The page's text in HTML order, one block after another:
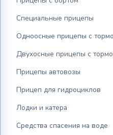
Специальные прицепы
Одноосные прицепы с
Двухосные прицепы с
Прицепы автовозы
Прицеп для гидроциклов
Лодки и катера
Средства спасения на воде